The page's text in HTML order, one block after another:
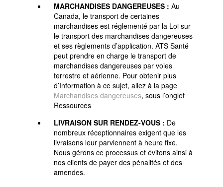
MARCHANDISES DANGEREUSES : Au
Canada, le transport de certaines
marchandises est réglementé par la Loi sur
le transport des marchandises dangereuses
et ses règlements d’application. ATS Santé
peut prendre en charge le transport de
marchandises dangereuses par voies
terrestre et aérienne. Pour obtenir plus
d’Information à ce sujet, allez à la page
Marchandises dangereuses, sous l’onglet
Ressources
LIVRAISON SUR RENDEZ-VOUS : De
nombreux réceptionnaires exigent que les
livraisons leur parviennent à heure fixe.
Nous gérons ce processus et évitons ainsi à
nos clients de payer des pénalités et des
amendes.